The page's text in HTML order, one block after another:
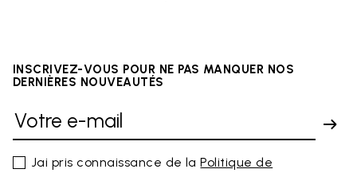
INSCRIVEZ-VOUS POUR NE PAS MANQUER NOS
DERNIÈRES NOUVEAUTÉS
Jai pris connaissance de laPolitique de